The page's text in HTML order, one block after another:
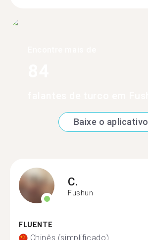
Baixe o aplicativo
C.
Fushun
FLUENTE
Chinês (simplificado)